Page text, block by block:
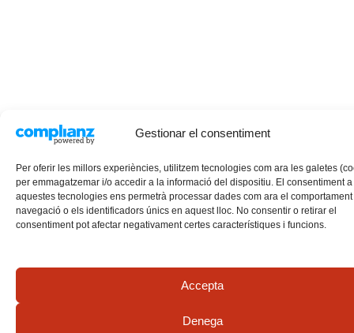
Gestionar el consentiment
Per oferir les millors experiències, utilitzem tecnologies com ara les galetes
per emmagatzemar i/o accedir a la informació del dispositiu. El consentiment a
aquestes tecnologies ens permetrà processar dades com ara el
navegació o els identificadors únics en aquest lloc. No consentir o retirar el
consentiment pot afectar negativament certes característiques i funcions.
Accepta
Denega